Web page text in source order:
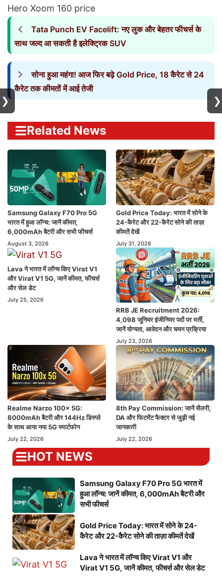
Hero Xoom 160 price
Tata Punch EV Facelift: नए लुक और बेहतर फीचर्स के
साथ जल्द आ सकती है इलेक्ट्रिक SUV
सोना हुआ महंगा! आज फिर बढ़े Gold Price, 18 कैरेट से 24
कैरेट तक कीमतों में आई तेजी
Related News
Samsung Galaxy F70 Pro 5G
भारत में हुआ लॉन्च: जानें कीमत,
6,000mAh बैटरी और सभी फीचर्स
August 3, 2026
Gold Price Today: भारत में सोने के
24-कैरेट और 22-कैरेट सोने की ताज़ा
कीमतें देखें
July 31, 2026
Lava ने भारत में लॉन्च किए Virat V1
और Virat V1 5G, जानें कीमत, फीचर्स
और सेल डेट
July 25, 2026
RRB JE Recruitment 2026:
4,098 जूनियर इंजीनियर पदों पर भर्ती,
जानें योग्यता, आवेदन और चयन प्रक्रिया
July 23, 2026
Realme Narzo 100x 5G:
8000mAh बैटरी और 144Hz डिस्प्ले
के साथ आया नया 5G स्मार्टफोन
July 22, 2026
8th Pay Commission: जानें सैलरी,
DA और फिटमेंट फैक्टर से जुड़ी नई
जानकारी
July 22, 2026
HOT NEWS
Samsung Galaxy F70 Pro 5G भारत में
हुआ लॉन्च: जानें कीमत, 6,000mAh बैटरी और
सभी फीचर्स
Gold Price Today: भारत में सोने के 24-
कैरेट और 22-कैरेट सोने की ताज़ा कीमतें देखें
Lava ने भारत में लॉन्च किए Virat V1 और
Virat V1 5G, जानें कीमत, फीचर्स और सेल डेट
❯ ❯